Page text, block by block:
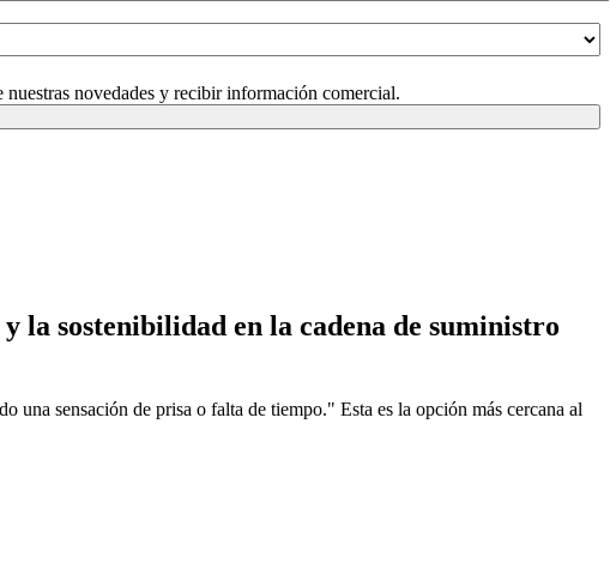
novedades y recibir información comercial.
sostenibilidad en la cadena de suministro